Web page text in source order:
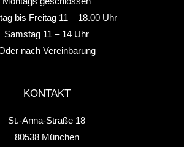
bis Freitag 11 – 18.00 Uhr
Samstag 11 – 14 Uhr
nach Vereinbarung
KONTAKT
St.-Anna-Straße 18
80538 München